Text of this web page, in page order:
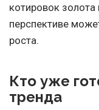
котировок
перспективе
роста.
Кто уже
тренда